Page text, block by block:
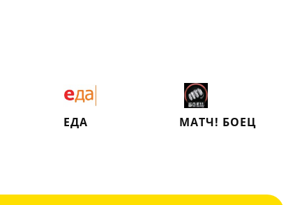
ЕДА МАТЧ! БОЕЦ